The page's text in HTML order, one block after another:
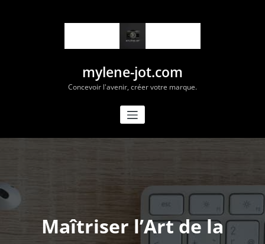
mylene-jot.com
Concevoir l'avenir, créer votre marque.
Maîtriser l’Art de la